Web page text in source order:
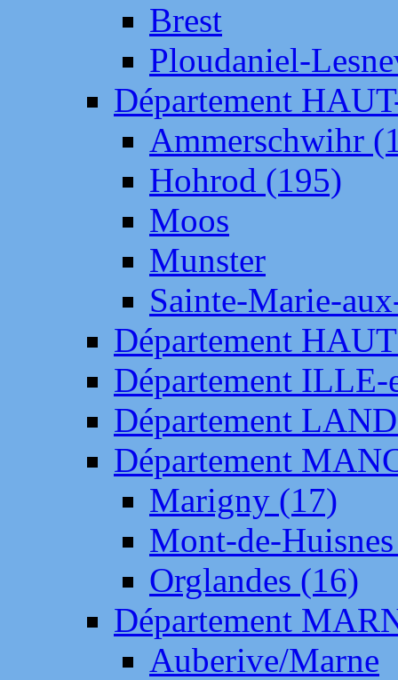
Brest
Ploudaniel-
Département
Ammerschwihr
Hohrod (195)
Moos
Munster
Sainte-Marie-
Département
Département
Département
Département
Marigny (17)
Mont-de-
Orglandes (16)
Département
Auberive/Marne